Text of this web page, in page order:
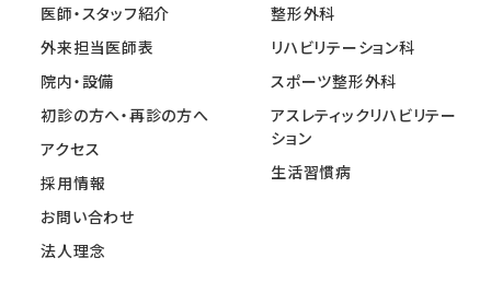
医師・スタッフ紹介
外来担当医師表
院内・設備
初診の方へ・再診の方へ
アクセス
採用情報
お問い合わせ
法人理念
整形外科
リハビリテーション科
スポーツ整形外科
アスレティックリハビリテー
ション
生活習慣病